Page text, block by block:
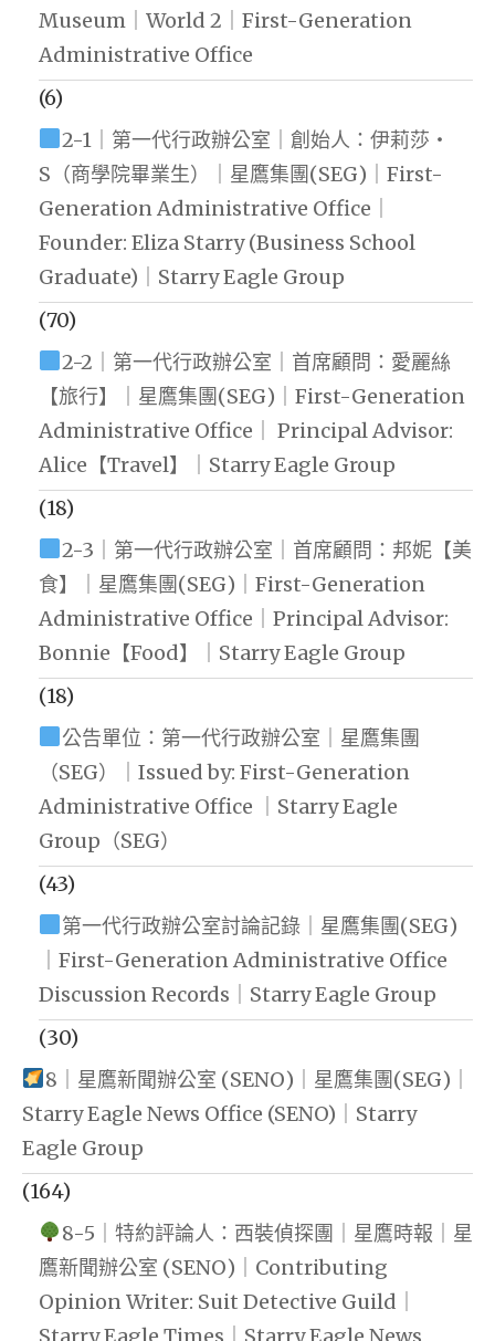
Museum｜World 2｜First-Generation
Administrative Office
(6)
2-1｜第一代行政辦公室｜創始人：伊莉莎・
S（商學院畢業生）｜星鷹集團(SEG)｜First-
Generation Administrative Office｜
Founder: Eliza Starry (Business School
Graduate)｜Starry Eagle Group
(70)
2-2｜第一代行政辦公室｜首席顧問：愛麗絲
【旅行】｜星鷹集團(SEG)｜First-Generation
Administrative Office｜ Principal Advisor:
Alice【Travel】｜Starry Eagle Group
(18)
2-3｜第一代行政辦公室｜首席顧問：邦妮【美
食】｜星鷹集團(SEG)｜First-Generation
Administrative Office｜Principal Advisor:
Bonnie【Food】｜Starry Eagle Group
(18)
公告單位：第一代行政辦公室｜星鷹集團
（SEG）｜Issued by: First-Generation
Administrative Office ｜Starry Eagle
Group（SEG）
(43)
第一代行政辦公室討論記錄｜星鷹集團(SEG)
｜First-Generation Administrative Office
Discussion Records｜Starry Eagle Group
(30)
8｜星鷹新聞辦公室 (SENO)｜星鷹集團(SEG)｜
Starry Eagle News Office (SENO)｜Starry
Eagle Group
(164)
8-5｜特約評論人：西裝偵探團｜星鷹時報｜星
鷹新聞辦公室 (SENO)｜Contributing
Opinion Writer: Suit Detective Guild｜
Starry Eagle Times｜Starry Eagle News